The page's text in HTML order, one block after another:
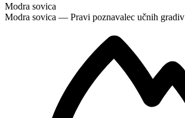
Modra sovica
Modra sovica — Pravi poznavalec učnih gradiv